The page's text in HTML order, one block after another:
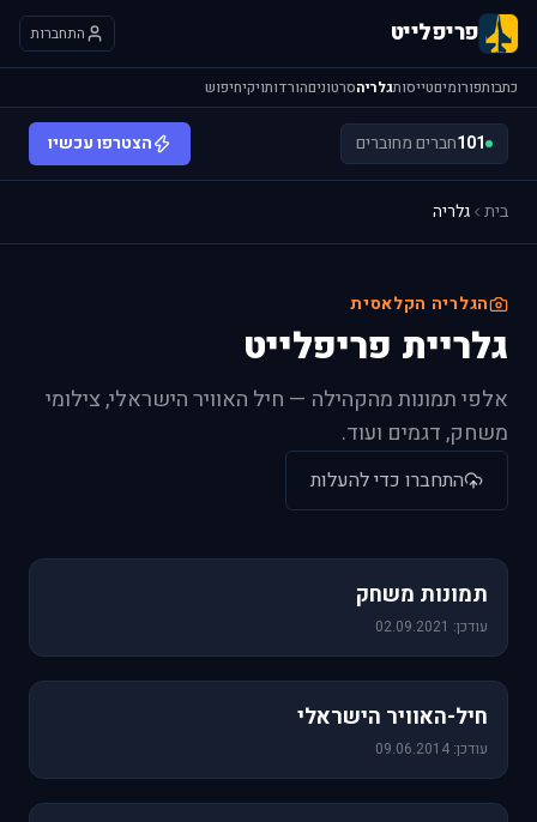
פריפלייט התחברות
כתבותפורומיםטייסותגלריהסרטוניםהורדותויקיחיפוש
101חברים מחוברים הצטרפו עכשיו
בית גלריה
הגלריה הקלאסית
גלריית פריפלייט
אלפי תמונות מהקהילה — חיל האוויר הישראלי, צילומי
משחק, דגמים ועוד.
התחברו כדי להעלות
תמונות משחק
עודכן: 02.09.2021
חיל-האוויר הישראלי
עודכן: 09.06.2014